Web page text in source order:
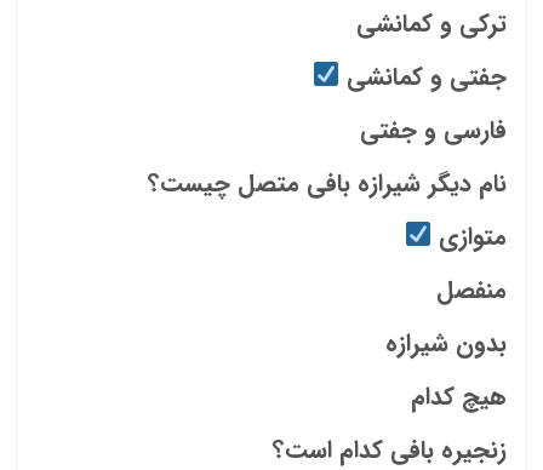
ترکی و کمانشی
جفتی و کمانشی
فارسی و جفتی
نام دیگر شیرازه بافی متصل چیست؟
متوازی
منفصل
بدون شیرازه
هیچ کدام
زنجیره بافی کدام است؟